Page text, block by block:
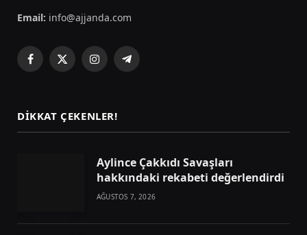
Email: info@ajjanda.com
Facebook
X
InstagramTelegram
DIKKAT ÇEKENLER!
Aylince Çakkıdı Savaşları
hakkındaki rekabeti değerlendirdi
AĞUSTOS 7, 2026